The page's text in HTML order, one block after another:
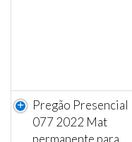
Pregão Presencial
077 2022 Mat
permanente para